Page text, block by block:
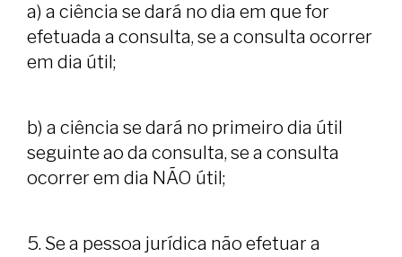
a) a ciência se dará no dia em que for
efetuada a consulta, se a consulta ocorrer
em dia útil;
b) a ciência se dará no primeiro dia útil
seguinte ao da consulta, se a consulta
ocorrer em dia NÃO útil;
5. Se a pessoa jurídica não efetuar a